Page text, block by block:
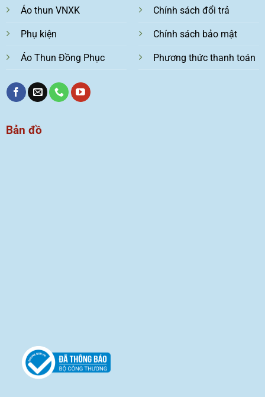
Áo thun VNXK
Phụ kiện
Áo Thun Đồng Phục
Chính sách đổi trả
Chính sách bảo mật
Phương thức thanh toán
Bản đồ